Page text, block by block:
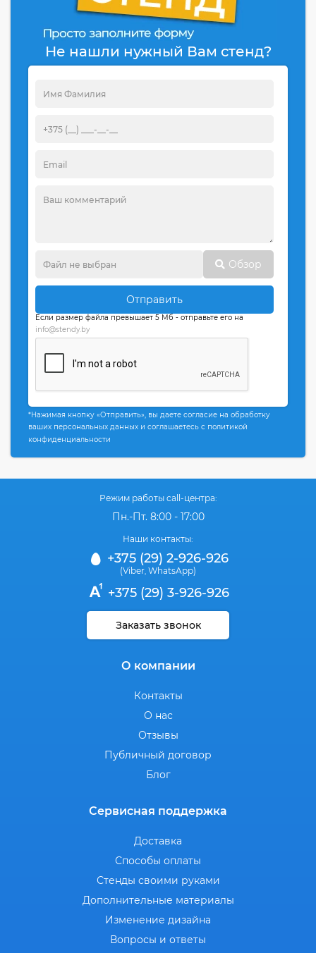
Не нашли нужный Вам стенд?
Обзор
Отправить
Если размер файла превышает 5 Мб - отправьте его на
info@stendy.by
*Нажимая кнопку «Отправить», вы даете согласие на обработку
ваших персональных данных и соглашаетесь с политикой
конфиденциальности
Режим работы call-центра:
Пн.-Пт. 8:00 - 17:00
Наши контакты:
+375 (29) 2-926-926
(Viber WhatsApp)
+375 (29) 3-926-926
Заказать звонок
О компании
Контакты
О нас
Отзывы
Публичный договор
Блог
Сервисная поддержка
Доставка
Способы оплаты
Стенды своими руками
Дополнительные материалы
Изменение дизайна
Вопросы и ответы